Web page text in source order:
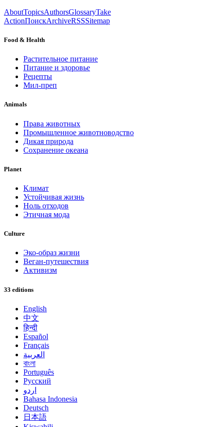
AboutTopicsAuthorsGlossaryTake
ActionПоискArchiveRSSSitemap
Food & Health
Растительное питание
Питание и здоровье
Рецепты
Мил-преп
Animals
Права животных
Промышленное животноводство
Дикая природа
Сохранение океана
Planet
Климат
Устойчивая жизнь
Ноль отходов
Этичная мода
Culture
Эко-образ жизни
Веган-путешествия
Активизм
33 editions
English
中文
हिन्दी
Español
Français
العربية
বাংলা
Português
Русский
اردو
Bahasa Indonesia
Deutsch
日本語